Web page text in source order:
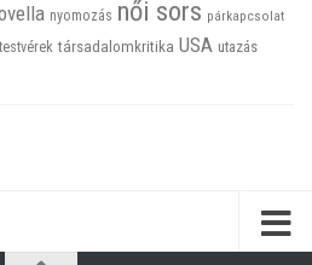
nyomozás női sors párkapcsolat
testvérek társadalomkritika USA utazás